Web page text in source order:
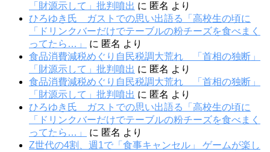
「財源示して」批判噴出 に 匿名 より
ひろゆき氏 ガストでの思い出語る「高校生の頃に
「ドリンクバーだけでテーブルの粉チーズを食べまく
ってたら…」
に 匿名 より
食品消費減税めぐり自民税調大荒れ 「首相の独断」
「財源示して」批判噴出 に 匿名 より
食品消費減税めぐり自民税調大荒れ 「首相の独断」
「財源示して」批判噴出 に 匿名 より
ひろゆき氏 ガストでの思い出語る「高校生の頃に
「ドリンクバーだけでテーブルの粉チーズを食べまく
ってたら…」
に 匿名 より
Z世代の4割、週1で「食事キャンセル」 ゲームが楽し